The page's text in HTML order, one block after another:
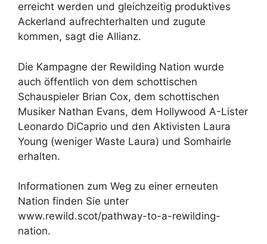
erreicht werden und gleichzeitig produktives
Ackerland aufrechterhalten und zugute
kommen, sagt die Allianz.
Die Kampagne der Rewilding Nation wurde
auch öffentlich von dem schottischen
Schauspieler Brian Cox, dem schottischen
Musiker Nathan Evans, dem Hollywood A-Lister
Leonardo DiCaprio und den Aktivisten Laura
Young (weniger Waste Laura) und Somhairle
erhalten.
Informationen zum Weg zu einer erneuten
Nation finden Sie unter
www.rewild.scot/pathway-to-a-rewilding-
nation.